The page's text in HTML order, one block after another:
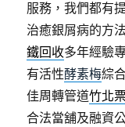
服務，我們都有
治癒銀屑病的方
鐵回收多年經驗
有活性酵素梅綜
佳周轉管道竹北
合法當舖及融資